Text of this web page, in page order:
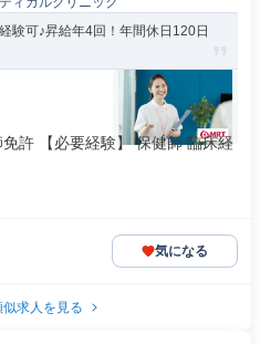
験可♪昇給年4回！年間休日120日
許 【必要経験】 保健師 臨床経
気になる
求人を見る